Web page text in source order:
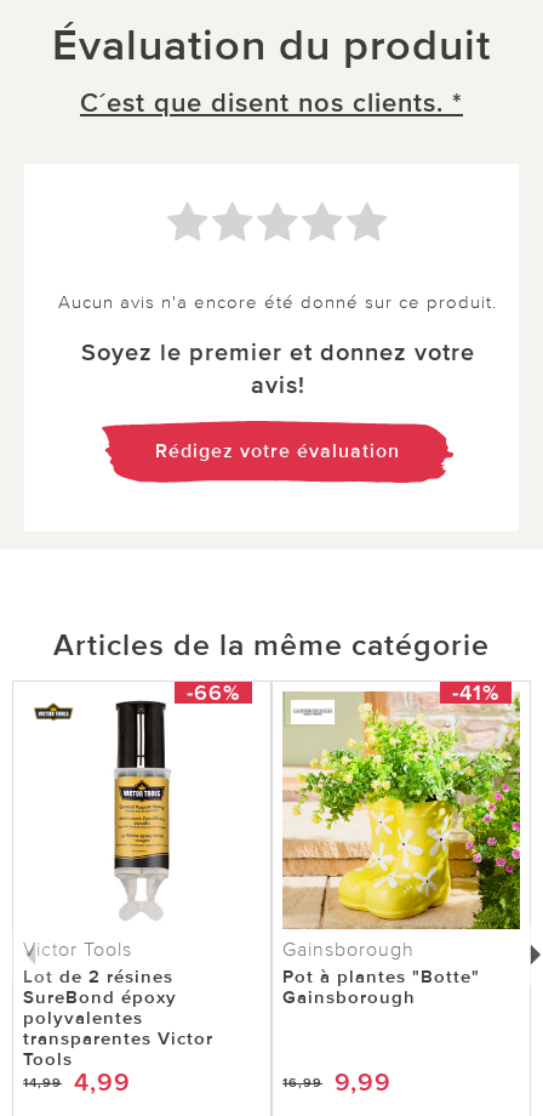
Évaluation du produit
C´est que disent nos clients. *
Aucun avis n'a encore été donné sur ce produit.
Soyez le premier et donnez votre
avis!
Rédigez votre évaluation
Articles de la même catégorie
-66%
Victor Tools
Lot de 2 résines
SureBond époxy
polyvalentes
transparentes Victor
Tools
14,99 4,99
-41%
Gainsborough
Pot à plantes "Botte"
Gainsborough
16,99 9,99